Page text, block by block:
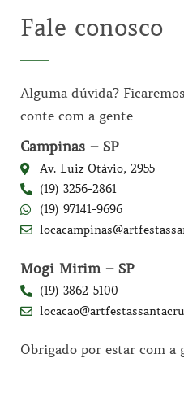
Fale conosco
Alguma dúvida?
conte com a gente
Campinas – SP
Av. Luiz Otávio, 2955
(19) 3256-2861
(19) 97141-9696
Mogi Mirim – SP
(19) 3862-5100
Obrigado por estar com a